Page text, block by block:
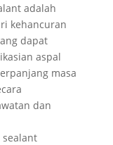
adalah
kehancuran
dapat
aspal
masa
dan
sealant